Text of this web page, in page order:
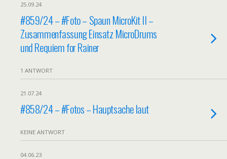
25.09.24
#859/24 – #Foto – Spaun MicroKit II –
Zusammenfassung Einsatz MicroDrums
und Requiem for Rainer
1 ANTWORT
21.07.24
#858/24 – #Fotos – Hauptsache laut
KEINE ANTWORT
04.06.23